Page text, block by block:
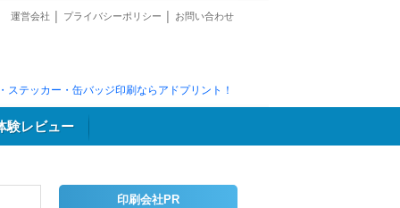
運営会社 プライバシーポリシー お問い合わせ
ステッカー・缶バッジ印刷ならアドプリント！
験レビュー
印刷会社PR